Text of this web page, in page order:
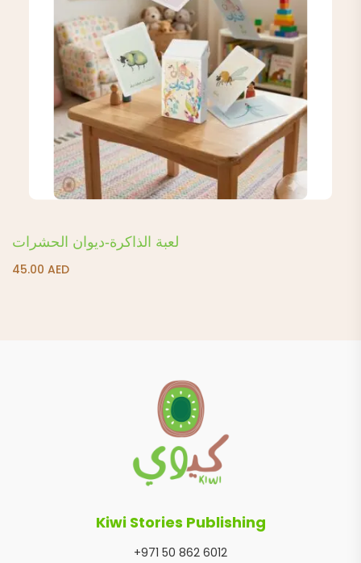
لعبة الذاكرة-ديوان الحشرات
45.00 AED
Kiwi Stories Publishing
+971 50 862 6012